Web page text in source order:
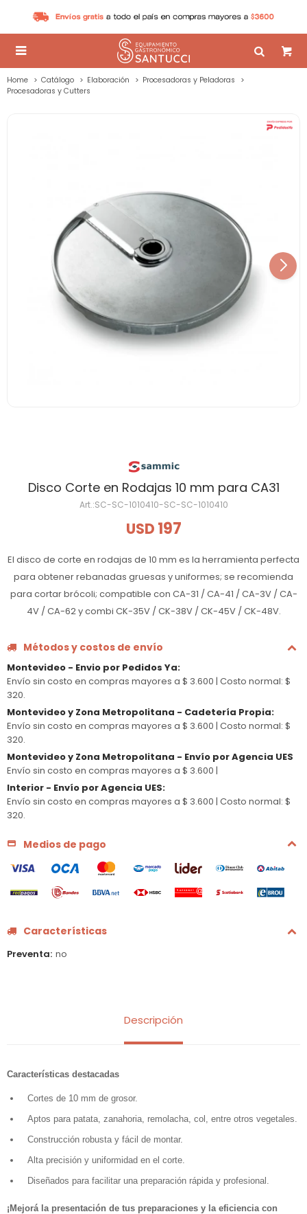

Home Catálogo Elaboración
Procesadoras y Peladoras
Procesadoras y Cutters
Disco Corte en Rodajas 10 mm para CA31
SC-SC-1010410-SC-SC-1010410
USD 197
El disco de corte en rodajas de 10 mm es la herramienta perfecta
para obtener rebanadas gruesas y uniformes; se recomienda
para cortar brócoli; compatible con CA-31 / CA-41 / CA-3V / CA-
4V / CA-62 y combi CK-35V / CK-38V / CK-45V / CK-48V.
Métodos y costos de envío
Montevideo - Envio por Pedidos Ya:
Envío sin costo en compras mayores a $ 3.600 | Costo normal: $
320.
Montevideo y Zona Metropolitana - Cadetería Propia:
Envío sin costo en compras mayores a $ 3.600 | Costo normal: $
320.
Montevideo y Zona Metropolitana - Envío por Agencia UES
Envío sin costo en compras mayores a $ 3.600 |
Interior - Envío por Agencia UES:
Envío sin costo en compras mayores a $ 3.600 | Costo normal: $
320.
Medios de pago
Características
Preventa no
Descripción
Características destacadas
Cortes de 10 mm de grosor.
Aptos para patata, zanahoria, remolacha, col, entre otros vegetales.
Construcción robusta y fácil de montar.
Alta precisión y uniformidad en el corte.
Diseñados para facilitar una preparación rápida y profesional.
¡Mejorá la presentación de tus preparaciones y la eficiencia con